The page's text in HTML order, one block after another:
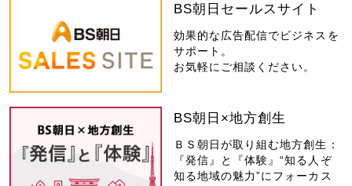
BS朝日セールスサイト
効果的な広告配信でビジネスを
サポート。
お気軽にご相談ください。
BS朝日×地方創生
ＢＳ朝日が取り組む地方創生：
『発信』と『体験』“知る人ぞ
知る地域の魅力”にフォーカス